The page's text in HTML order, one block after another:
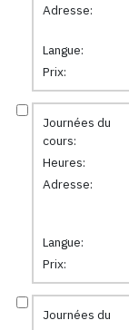
Adresse:
Langue:
Prix:
Journées du
cours:
Heures:
Adresse:
Langue:
Prix:
Journées du